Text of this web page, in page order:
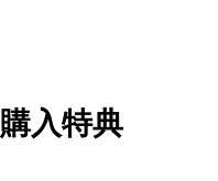
購入特典